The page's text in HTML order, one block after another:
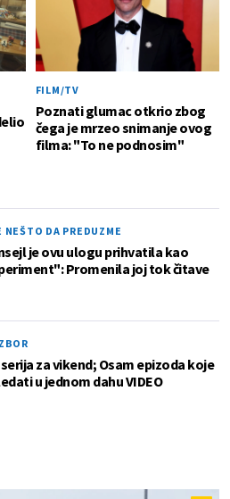
FILM/TV
Poznati glumac otkrio zbog
čega je mrzeo snimanje ovog
filma: "To ne podnosim"
NEŠTO DA PREDUZME
je ovu ulogu prihvatila kao
Promenila joj tok čitave
za vikend; Osam epizoda koje
u jednom dahu VIDEO